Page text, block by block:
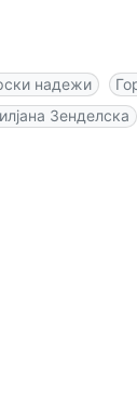
надежи
Зенделска